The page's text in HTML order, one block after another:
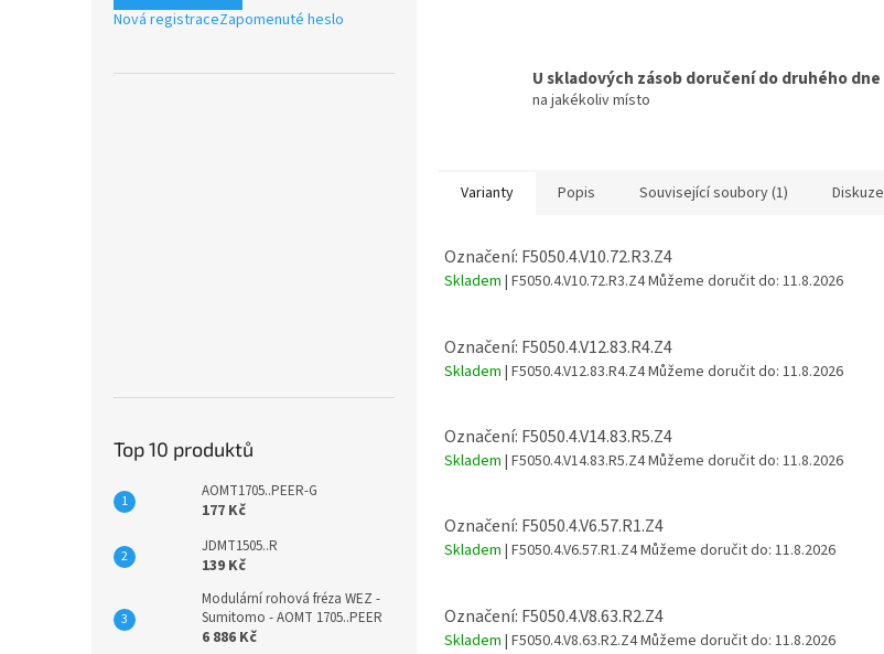
Nová registraceZapomenuté heslo
Top 10 produktů
AOMT1705..PEER-G
177 Kč
JDMT1505..R
139 Kč
Modulární rohová fréza WEZ -
Sumitomo - AOMT 1705..PEER
6 886 Kč
U skladových zásob doručení do druhého dne
na jakékoliv místo
Varianty Popis Související soubory (1) Diskuze
Označení: F5050.4.V10.72.R3.Z4
Skladem | F5050.4.V10.72.R3.Z4Můžeme doručit do: 11.8.2026
Označení: F5050.4.V12.83.R4.Z4
Skladem | F5050.4.V12.83.R4.Z4Můžeme doručit do: 11.8.2026
Označení: F5050.4.V14.83.R5.Z4
Skladem | F5050.4.V14.83.R5.Z4Můžeme doručit do: 11.8.2026
Označení: F5050.4.V6.57.R1.Z4
Skladem | F5050.4.V6.57.R1.Z4Můžeme doručit do: 11.8.2026
Označení: F5050.4.V8.63.R2.Z4
Skladem | F5050.4.V8.63.R2.Z4Můžeme doručit do: 11.8.2026